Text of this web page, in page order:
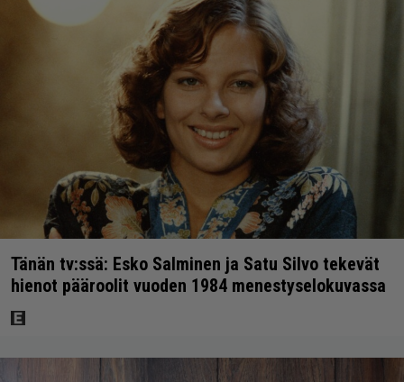
Tänän tv:ssä: Esko Salminen ja Satu Silvo tekevät
hienot pääroolit vuoden 1984 menestyselokuvassa